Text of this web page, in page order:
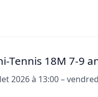
Tennis 18M 7-9
2026 à 13:00 –